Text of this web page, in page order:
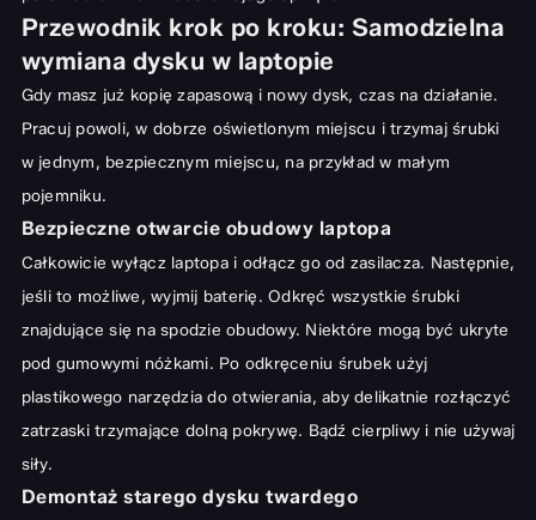
Przewodnik krok po kroku: Samodzielna
wymiana dysku w laptopie
Gdy masz już kopię zapasową i nowy dysk, czas na działanie.
Pracuj powoli, w dobrze oświetlonym miejscu i trzymaj śrubki
w jednym, bezpiecznym miejscu, na przykład w małym
pojemniku.
Bezpieczne otwarcie obudowy laptopa
Całkowicie wyłącz laptopa i odłącz go od zasilacza. Następnie,
jeśli to możliwe, wyjmij baterię. Odkręć wszystkie śrubki
znajdujące się na spodzie obudowy. Niektóre mogą być ukryte
pod gumowymi nóżkami. Po odkręceniu śrubek użyj
plastikowego narzędzia do otwierania, aby delikatnie rozłączyć
zatrzaski trzymające dolną pokrywę. Bądź cierpliwy i nie używaj
siły.
Demontaż starego dysku twardego